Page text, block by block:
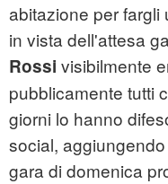
abitazione per
in vista dell'attesa
Rossi visibilmente
pubblicamente tutti
giorni lo hanno
social,
gara di domenica